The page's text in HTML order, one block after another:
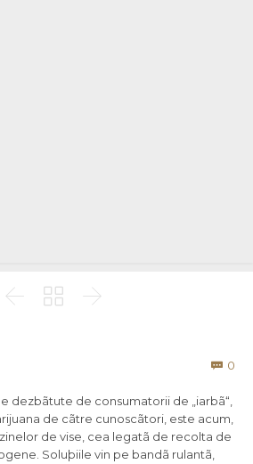
  
 0
dezbãtute de consumatorii de „iarbã“,
de cãtre cunoscãtori, este acum,
de vise, cea legatã de recolta de
Soluþiile vin pe bandã rulantã,